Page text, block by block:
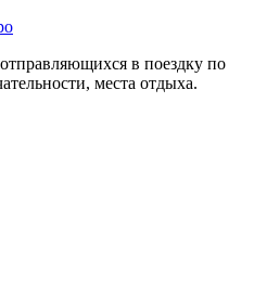
в поездку по
места отдыха.